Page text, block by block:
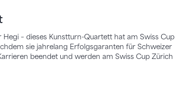
– dieses Kunstturn-Quartett hat am Swiss Cup
sie jahrelang Erfolgsgaranten für Schweizer
beendet und werden am Swiss Cup Zürich